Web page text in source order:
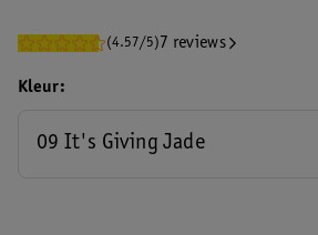
(4.57/5) 7 reviews
Kleur
09 It's Giving Jade